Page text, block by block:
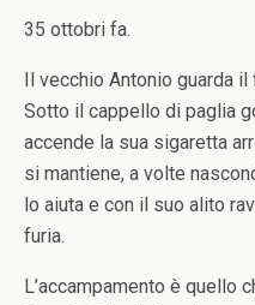
35 ottobri fa.
Il vecchio Antonio guarda
Sotto il cappello di paglia
accende la sua sigaretta
si mantiene, a volte
lo aiuta e con il suo alito
furia.
L’accampamento è quello